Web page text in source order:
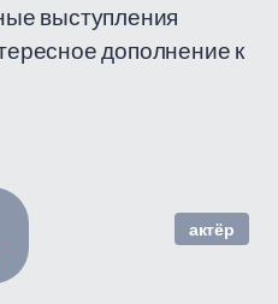
выступления
дополнение к
актёр